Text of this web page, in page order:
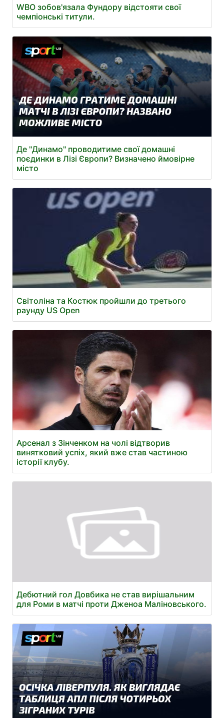
WBO зобов'язала Фундору відстояти свої
чемпіонські титули.
Де "Динамо" проводитиме свої домашні
поєдинки в Лізі Європи? Визначено ймовірне
місто
Світоліна та Костюк пройшли до третього
раунду US Open
Арсенал з Зінченком на чолі відтворив
винятковий успіх, який вже став частиною
історії клубу.
Дебютний гол Довбика не став вирішальним
для Роми в матчі проти Дженоа Маліновського.